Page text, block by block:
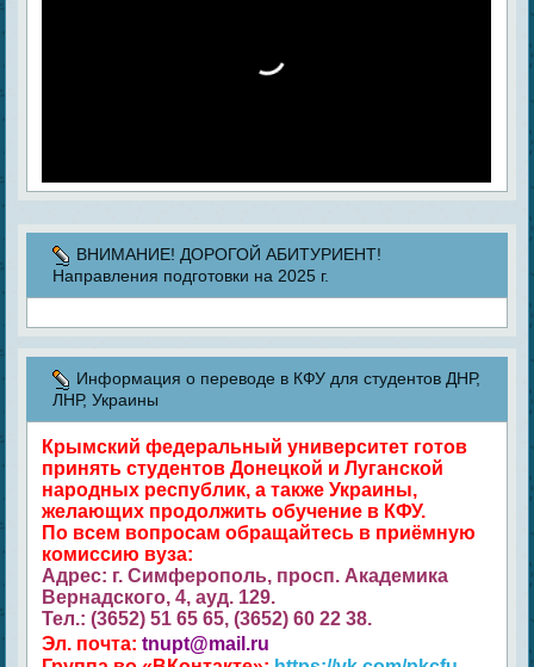
ВНИМАНИЕ! ДОРОГОЙ АБИТУРИЕНТ!
Направления подготовки на 2025 г.
Информация о переводе в КФУ для студентов ДНР,
ЛНР, Украины
Крымский федеральный университет готов
принять студентов Донецкой и Луганской
народных республик, а также Украины,
желающих продолжить обучение в КФУ.
По всем вопросам обращайтесь в приёмную
комиссию вуза:
Адрес: г. Симферополь, просп. Академика
Вернадского, 4, ауд. 129.
Тел.: (3652) 51 65 65, (3652) 60 22 38.
Эл. почта:tnupt@mail.ru